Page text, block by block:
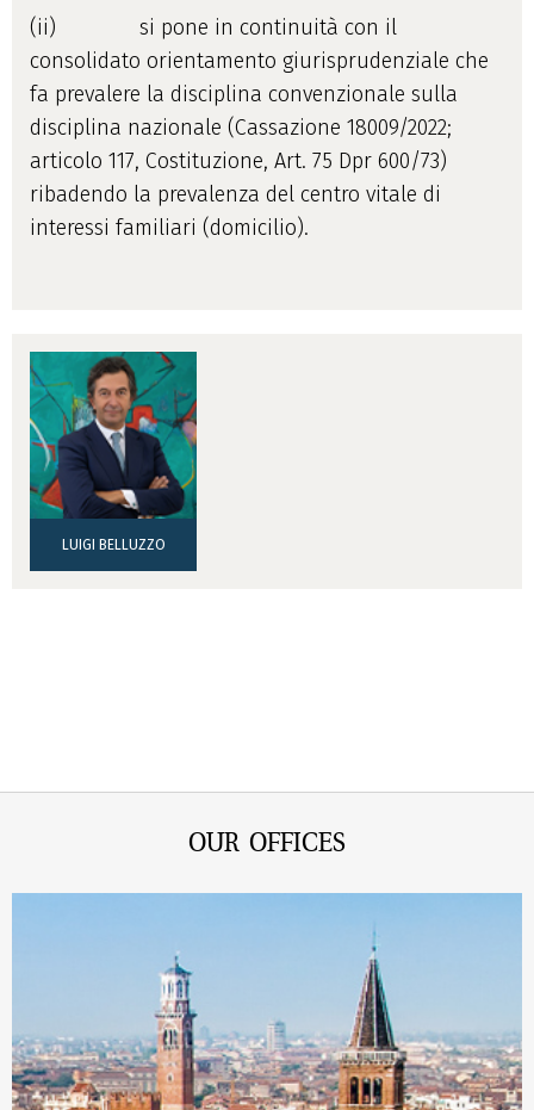
(ii) si pone in continuità con il
consolidato orientamento giurisprudenziale che
fa prevalere la disciplina convenzionale sulla
disciplina nazionale (Cassazione 18009/2022;
articolo 117, Costituzione, Art. 75 Dpr 600/73)
ribadendo la prevalenza del centro vitale di
interessi familiari (domicilio).
LUIGI BELLUZZO
OUR OFFICES